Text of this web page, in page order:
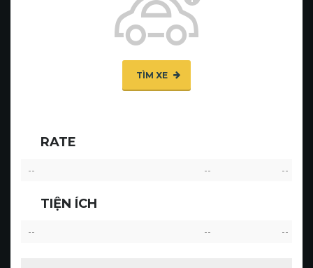
TÌM XE
RATE
-- -- --
TIỆN ÍCH
-- -- --